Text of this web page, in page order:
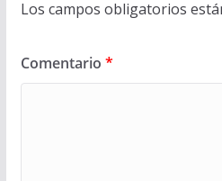
Los campos obligatorios
Comentario *